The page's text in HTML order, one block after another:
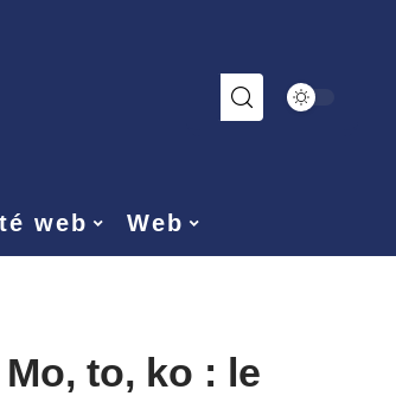
web Web
to, ko : le